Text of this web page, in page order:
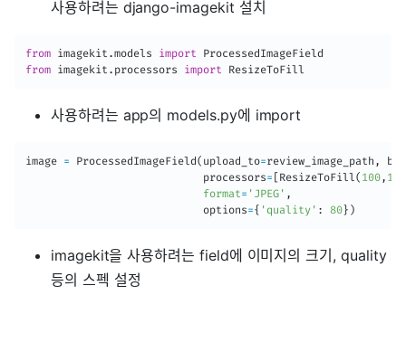
사용하려는 django-imagekit 설치
from imagekit .models import
from imagekit . processors import ResizeToFill
사용하려는 app의 models.py에 import
image = ProcessedImageField ( upload_to=review_image_path ,
                            processors
= ResizeToFill( 100, 100
format= 'JPEG' ,
                            options
={ 'quality' : 80 } )
imagekit을 사용하려는 field에 이미지의 크기, quality
등의 스펙 설정